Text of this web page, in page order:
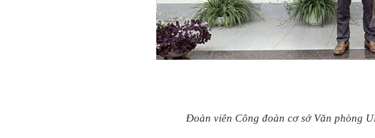
Đoàn viên Công đoàn cơ sở Văn phòng